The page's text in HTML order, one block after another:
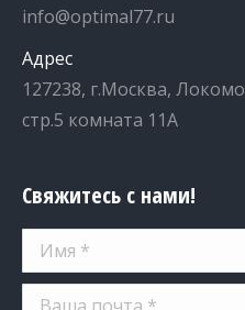
info@optimal77.ru
Адрес
127238, г.Москва,
стр.5 комната 11А
Свяжитесь с нами!
Имя *
Ваша почта *